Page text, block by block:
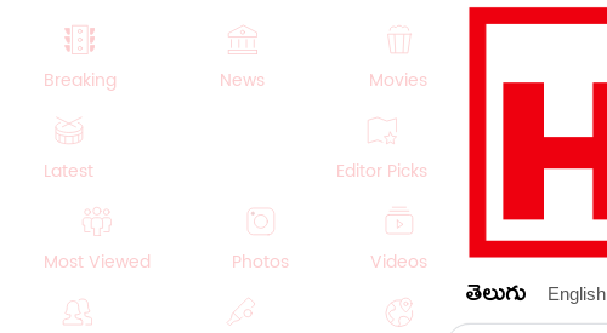
Breaking News Movies
Latest Editor Picks
Most Viewed Photos Videos
తెలుగు English